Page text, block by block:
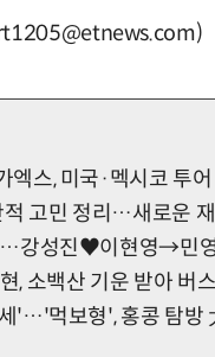
엑스, 미국·멕시코 투
적 고민 정리…새로운
…강성진♥이현영→민
, 소백산 기운 받아 버
'…'먹보형', 홍콩 탐방